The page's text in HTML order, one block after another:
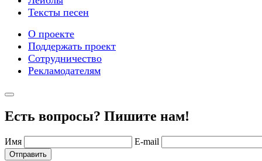
Тексты песен
О проекте
Поддержать проект
Сотрудничество
Рекламодателям
Есть вопросы? Пишите нам!
Имя E-mail